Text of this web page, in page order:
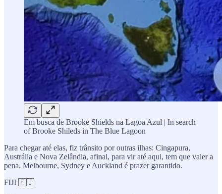
Em busca de Brooke Shields na Lagoa Azul | In search
of Brooke Shileds in The Blue Lagoon
Para chegar até elas, fiz trânsito por outras ilhas: Cingapura,
Austrália e Nova Zelândia, afinal, para vir até aqui, tem que valer a
pena. Melbourne, Sydney e Auckland é prazer garantido.
FIJI 🇫🇯